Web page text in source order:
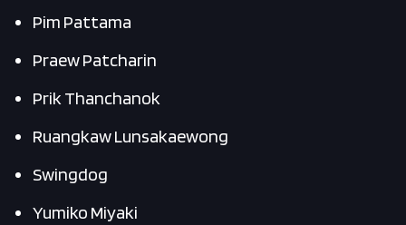
Pim Pattama
Praew Patcharin
Prik Thanchanok
Ruangkaw Lunsakaewong
Swingdog
Yumiko Miyaki